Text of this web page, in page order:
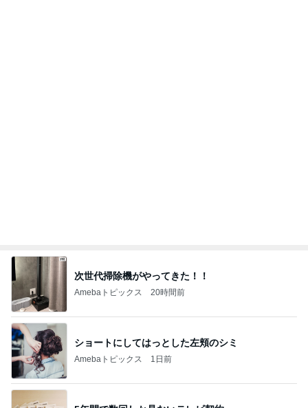
次世代掃除機がやってきた！！
Amebaトピックス 20時間前
ショートにしてはっとした左頬のシミ
Amebaトピックス 1日前